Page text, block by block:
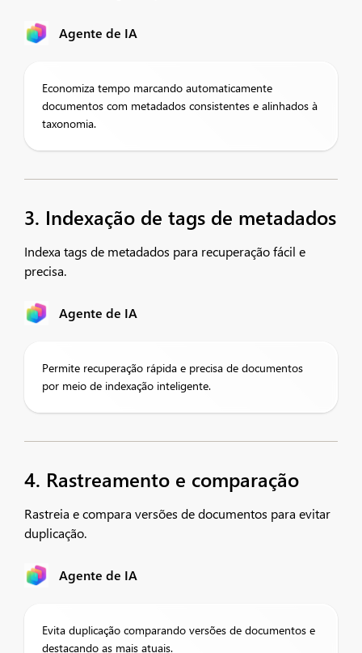
Agente de IA
Economiza tempo marcando automaticamente
documentos com metadados consistentes e alinhados à
taxonomia.
3. Indexação de tags de metadados
Indexa tags de metadados para recuperação fácil e
precisa.
Agente de IA
Permite recuperação rápida e precisa de documentos
por meio de indexação inteligente.
4. Rastreamento e comparação
Rastreia e compara versões de documentos para evitar
duplicação.
Agente de IA
Evita duplicação comparando versões de documentos e
destacando as mais atuais.